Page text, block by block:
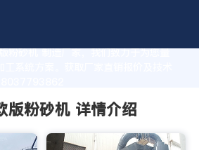
粉砂机 制造厂家，我们致力于为您量
系统方案。获取厂家直销报价及技术
版粉砂机 详情介绍